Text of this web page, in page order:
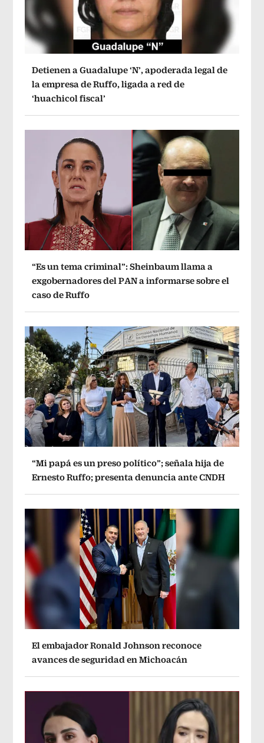
Detienen a Guadalupe ‘N’, apoderada legal de
la empresa de Ruffo, ligada a red de
‘huachicol fiscal’
“Es un tema criminal”: Sheinbaum llama a
exgobernadores del PAN a informarse sobre el
caso de Ruffo
“Mi papá es un preso político”; señala hija de
Ernesto Ruffo; presenta denuncia ante CNDH
El embajador Ronald Johnson reconoce
avances de seguridad en Michoacán